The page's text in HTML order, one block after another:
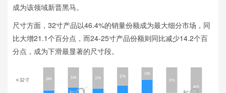
成为该领域新晋黑马。
尺寸方面，32寸产品以46.4%的销量份额成为最大细分市场，同
比大增21.1个百分点，而24-25寸产品份额则同比减少14.2个百
分点，成为下滑最显著的尺寸段。